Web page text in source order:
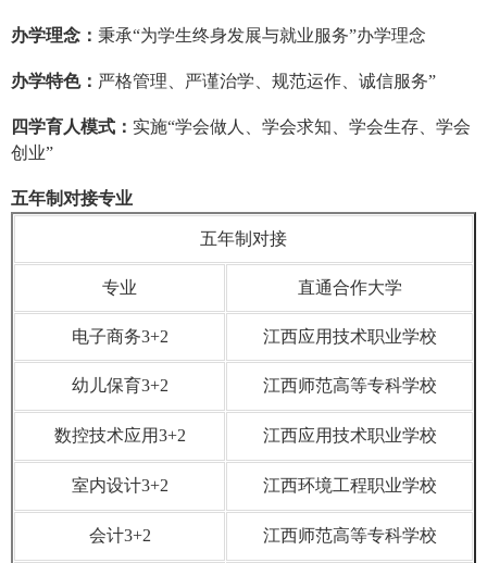
办学理念： 秉承“为学生终身发展与就业服务”办学理念
办学特色： 严格管理、严谨治学、规范运作、诚信服务”
四学育人模式： 实施“学会做人、学会求知、学会生存、学会
创业”
五年制对接专业
五年制对接
专业 直通合作大学
电子商务3+2 江西应用技术职业学校
幼儿保育3+2 江西师范高等专科学校
数控技术应用3+2 江西应用技术职业学校
室内设计3+2 江西环境工程职业学校
会计3+2 江西师范高等专科学校